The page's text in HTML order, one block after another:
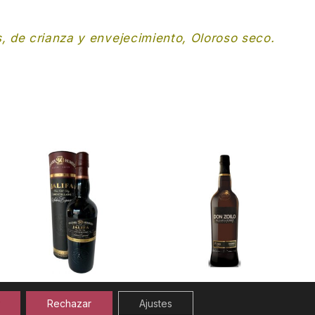
de crianza y envejecimiento, Oloroso seco.
Jalifa Amontillado
Solera Especial 30
Don Zoilo Fino
Rechazar Ajustes